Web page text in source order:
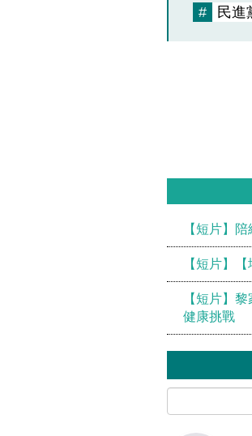
# 民進
【短片】
【短片】
【短片】
健康挑戰